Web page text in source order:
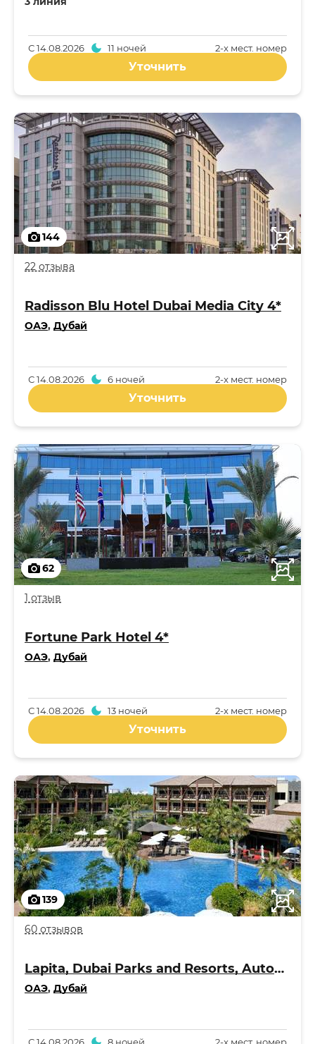
2-x мест. номер
С14.08.2026 11 ночей
Уточнить
144
22 отзыва
Radisson Blu Hotel Dubai Media City 4*
ОАЭ, Дубай
2-x мест. номер
С14.08.2026 6 ночей
Уточнить
62
1 отзыв
Fortune Park Hotel 4*
ОАЭ, Дубай
2-x мест. номер
С14.08.2026 13 ночей
Уточнить
139
60 отзывов
Lapita, Dubai Parks and Resorts, Autograph Collection 4*
ОАЭ, Дубай